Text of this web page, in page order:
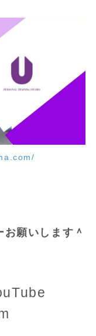
願いします＾